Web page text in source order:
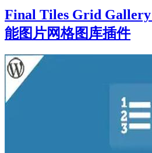
Final Tiles Grid Gallery
能图片网格图库插件